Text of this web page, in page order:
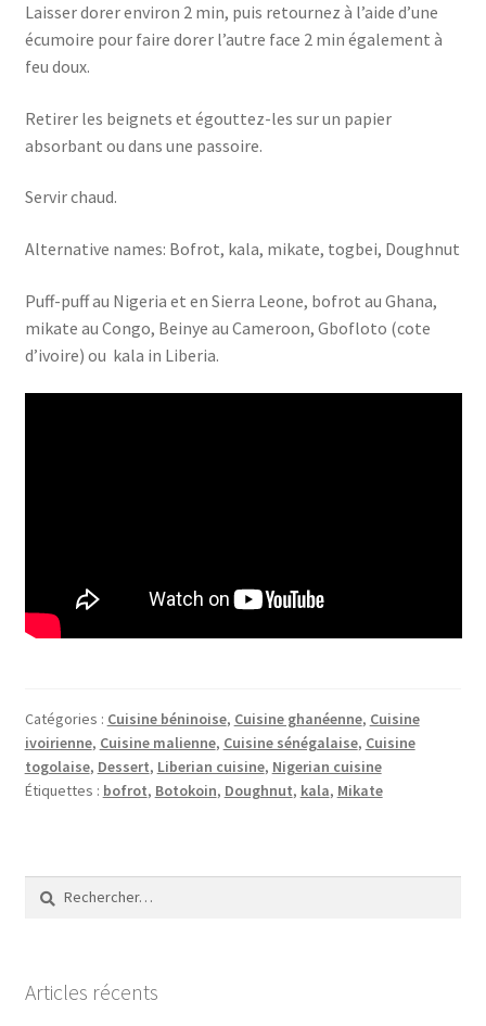
Laisser dorer environ 2 min, puis retournez à l’aide d’une
écumoire pour faire dorer l’autre face 2 min également à
feu doux.
Retirer les beignets et égouttez-les sur un papier
absorbant ou dans une passoire.
Servir chaud.
Alternative names: Bofrot, kala, mikate, togbei, Doughnut
Puff-puff au Nigeria et en Sierra Leone, bofrot au Ghana,
mikate au Congo, Beinye au Cameroon, Gbofloto (cote
d’ivoire) ou kala in Liberia.
Catégories : Cuisine béninoise, Cuisine ghanéenne, Cuisine
ivoirienne, Cuisine malienne, Cuisine sénégalaise, Cuisine
togolaise, Dessert, Liberian cuisine, Nigerian cuisine
Étiquettes : bofrot, Botokoin, Doughnut, kala, Mikate
Rechercher :
Articles récents